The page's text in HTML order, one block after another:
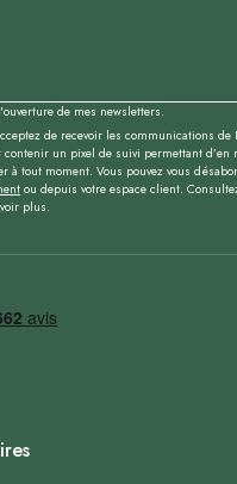
de mes newsletters.
de recevoir les communications de
un pixel de suivi permettant d’en
à tout moment. Vous pouvez vous
ou depuis votre espace client.
plus.